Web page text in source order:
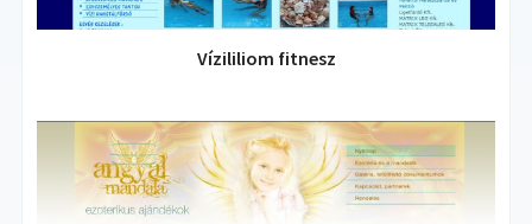
Vízililiom fitnesz